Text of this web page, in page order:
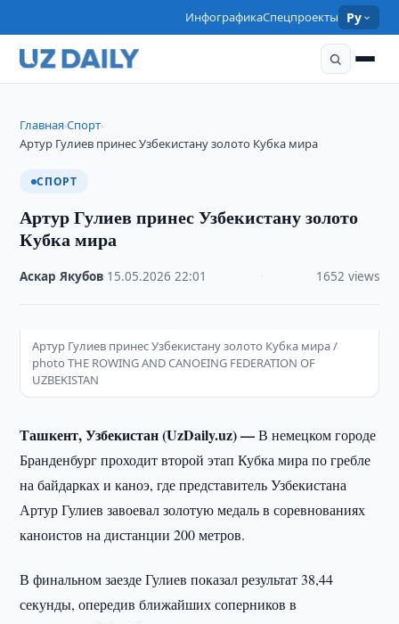
ИнфографикаСпецпроекты Ру
Главная›Спорт›
Артур Гулиев принес Узбекистану золото Кубка мира
СПОРТ
Артур Гулиев принес Узбекистану золото
Кубка мира
Аскар Якубов 15.05.2026 ·22:01 1652 views
Артур Гулиев принес Узбекистану золото Кубка мира /
photo THE ROWING AND CANOEING FEDERATION OF
UZBEKISTAN
Ташкент, Узбекистан (UzDaily.uz) —В немецком городе
Бранденбург проходит второй этап Кубка мира по гребле
на байдарках и каноэ, где представитель Узбекистана
Артур Гулиев завоевал золотую медаль в соревнованиях
каноистов на дистанции 200 метров.
В финальном заезде Гулиев показал результат 38,44
секунды, опередив ближайших соперников в